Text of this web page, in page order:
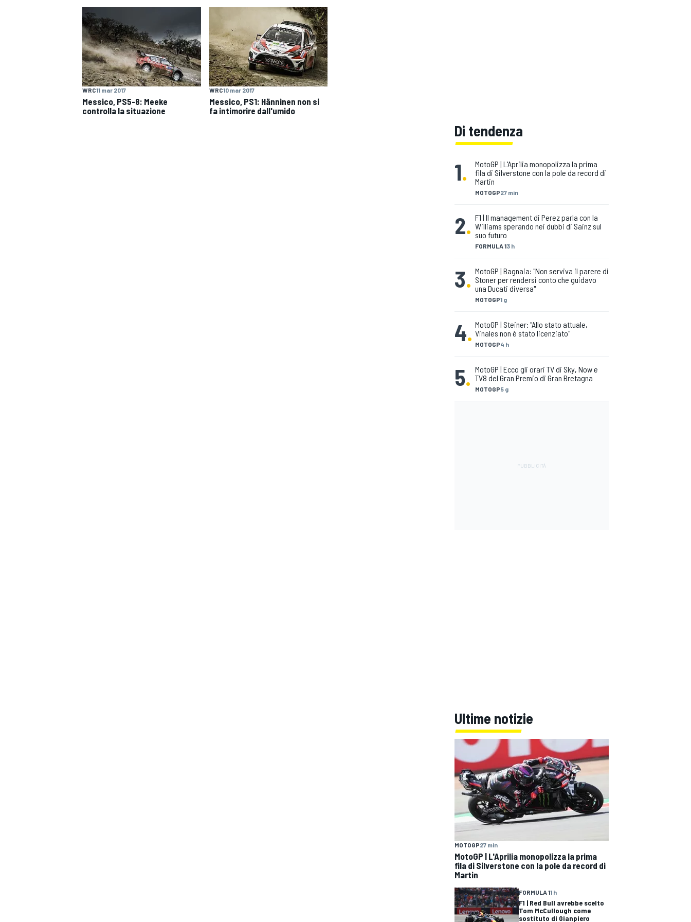
WRC11 mar 2017
Messico, PS5-8: Meeke
controlla la situazione
WRC10 mar 2017
Messico, PS1: Hänninen non si
fa intimorire dall'umido
Di tendenza
1.
MOTOGP27 min
MotoGP | L'Aprilia monopolizza la prima
fila di Silverstone con la pole da record di
Martin
2.
FORMULA 13 h
F1 | Il management di Perez parla con la
Williams sperando nei dubbi di Sainz sul
suo futuro
3.
MOTOGP1 g
MotoGP | Bagnaia: "Non serviva il parere di
Stoner per rendersi conto che guidavo
una Ducati diversa"
4. MOTOGP4 h
MotoGP | Steiner: "Allo stato attuale,
Vinales non è stato licenziato"
5. MOTOGP5 g
MotoGP | Ecco gli orari TV di Sky, Now e
TV8 del Gran Premio di Gran Bretagna
Ultime notizie
MOTOGP27 min
MotoGP | L'Aprilia monopolizza la prima
fila di Silverstone con la pole da record di
Martin
FORMULA 11 h
F1 | Red Bull avrebbe scelto
Tom McCullough come
sostituto di Gianpiero